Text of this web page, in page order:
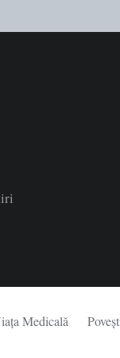
Medicală